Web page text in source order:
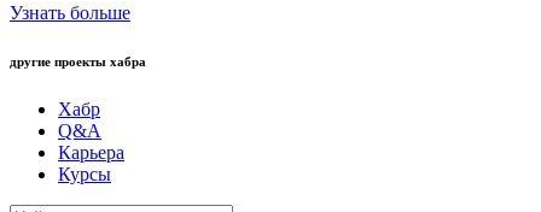
Узнать больше
другие проекты хабра
Хабр
Q&A
Карьера
Курсы